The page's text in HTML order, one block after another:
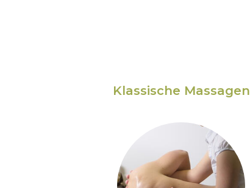
Klassische Massagen